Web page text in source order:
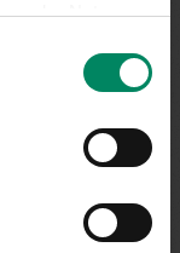
der Nutzung